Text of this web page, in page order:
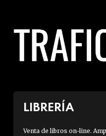
LIBRERÍA
Venta de libros on-line.